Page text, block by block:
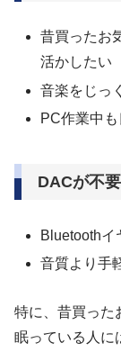
昔買ったお
活かしたい
音楽をじっ
PC作業中
DACが不
Bluetoothイ
音質より手
特に、昔買った
眠っている人に